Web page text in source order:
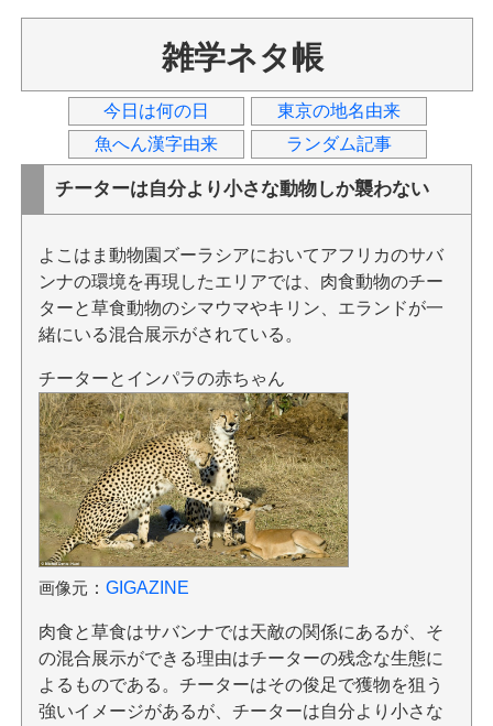
雑学ネタ帳
今日は何の日
東京の地名由来
魚へん漢字由来
ランダム記事
チーターは自分より小さな動物しか襲わない
よこはま動物園ズーラシアにおいてアフリカのサバ
ンナの環境を再現したエリアでは、肉食動物のチー
ターと草食動物のシマウマやキリン、エランドが一
緒にいる混合展示がされている。
チーターとインパラの赤ちゃん
画像元： GIGAZINE
肉食と草食はサバンナでは天敵の関係にあるが、そ
の混合展示ができる理由はチーターの残念な生態に
よるものである。チーターはその俊足で獲物を狙う
強いイメージがあるが、チーターは自分より小さな